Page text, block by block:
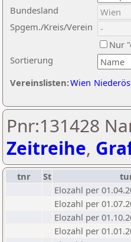
Sortierung
Bundesland
Spgem./Kreis/Verein
Nur
Vereinslisten:Wien
Pnr:131428
Zeitreihe,
tnr St
Elozahl per
Elozahl per
Elozahl per
Elozahl per